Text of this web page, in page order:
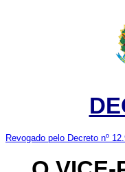
Revogado pelo Decreto nº